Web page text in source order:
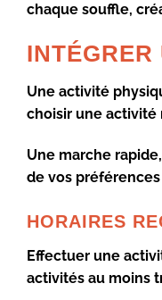
chaque souffle,
INTÉGRER
Une activité
choisir une activité
Une marche
de vos
HORAIRES
Effectuer une
activités au moins